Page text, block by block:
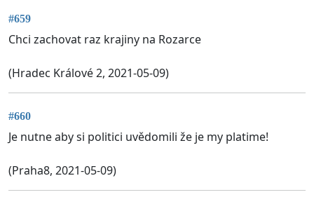
#659
Chci zachovat raz krajiny na Rozarce
(Hradec Králové 2, 2021-05-09)
#660
Je nutne aby si politici uvědomili že je my platime!
(Praha8, 2021-05-09)